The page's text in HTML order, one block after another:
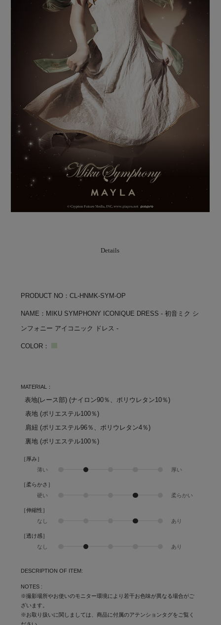
Details
PRODUCT NO：CL-HNMK-SYM-OP
NAME：MIKU SYMPHONY ICONIQUE DRESS - 初音ミク シ
ンフォニー アイコニック ドレス -
COLOR：
MATERIAL：
表地(レース部) (ナイロン90％、ポリウレタン10％)
表地 (ポリエステル100％)
肩紐 (ポリエステル96％、ポリウレタン4％)
裏地 (ポリエステル100％)
［厚み］
薄い
厚い
［柔らかさ］
硬い
柔らかい
［伸縮性］
なし
あり
［透け感］
なし
あり
DESCRIPTION OF ITEM:
NOTES :
※撮影場所やお使いのモニター環境により若干お色味が異なる場合がご
ざいます。
※お取り扱いに関しましては、商品に付属のアテンションタグをご覧く